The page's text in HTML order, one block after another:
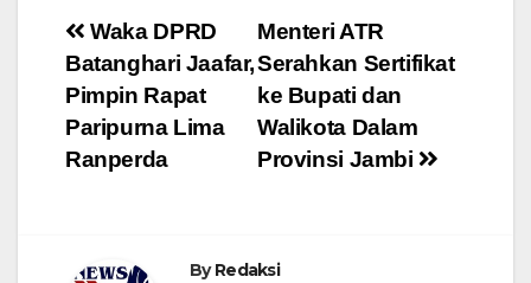
Navigasi
pos
Menteri ATR
Serahkan Sertifikat
ke Bupati dan
Walikota Dalam
Provinsi Jambi
Waka DPRD
Batanghari Jaafar,
Pimpin Rapat
Paripurna Lima
Ranperda
ByRedaksi